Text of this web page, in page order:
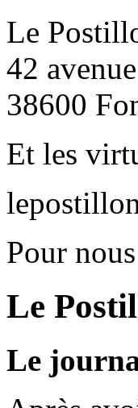
Le
42
38600
Et les
Pour
Le
Le